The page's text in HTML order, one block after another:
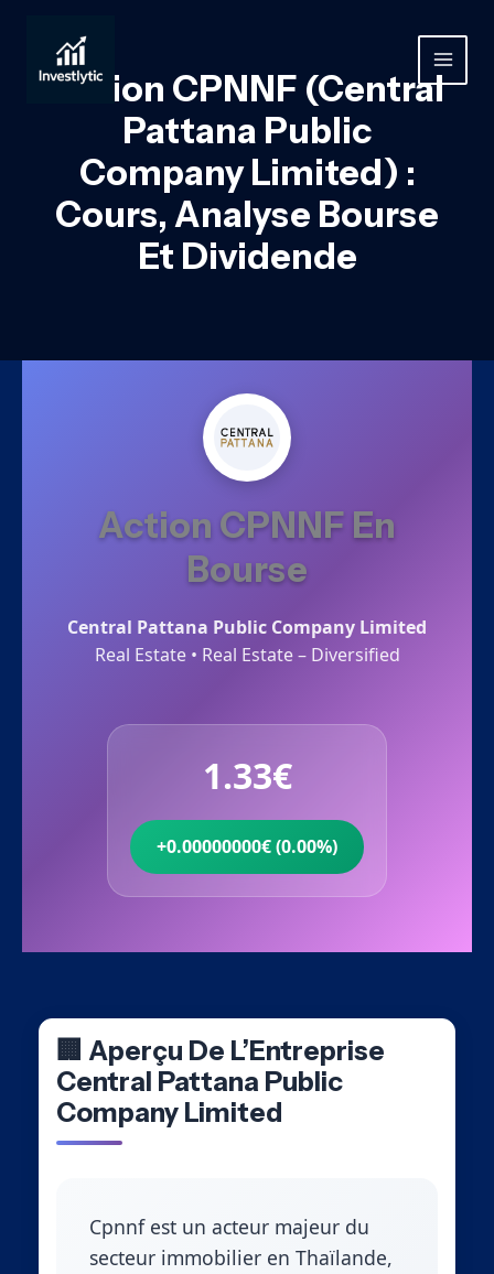
contenu
MAIN
Action CPNNF (Central
Pattana Public
Company Limited) :
Cours, Analyse Bourse
Et Dividende
Action CPNNF En
Bourse
Central Pattana Public Company Limited
Real Estate • Real Estate – Diversified
1.33€
+0.00000000€ (0.00%)
🏢 Aperçu De L’Entreprise
Central Pattana Public
Company Limited
Cpnnf est un acteur majeur du
secteur immobilier en Thaïlande,